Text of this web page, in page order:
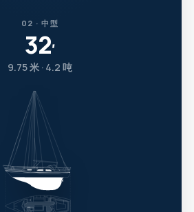
02 · 中型
32′
9.75 米 · 4.2 吨